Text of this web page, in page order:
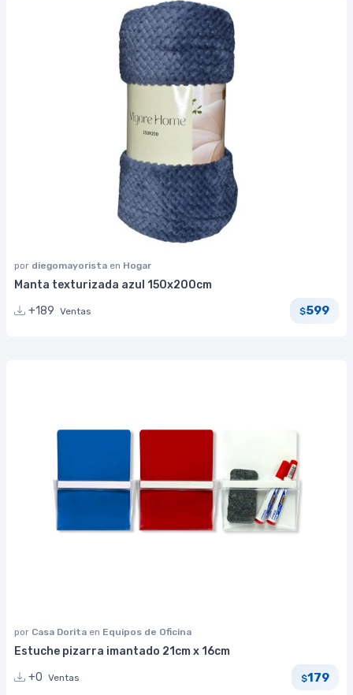
por diegomayorista en Hogar
Manta texturizada azul 150x200cm
+189 Ventas $599
por Casa Dorita en Equipos de Oficina
Estuche pizarra imantado 21cm x 16cm
+0 Ventas $179